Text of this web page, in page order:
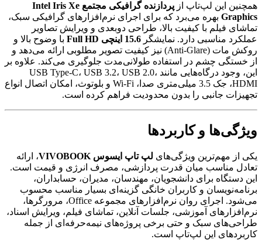
همچنین این لپ‌تاپ از
پردازنده گرافیکی مجتمع Intel Iris Xe
Graphics بهره می‌برد که برای اجرای نرم‌افزارهای گرافیکی سبک،
تماشای فیلم با کیفیت بالا، طراحی دوبعدی و ویرایش تصاویر
عملکرد مناسبی دارد. نمایشگر 15.6 اینچی Full HD
با وضوح بالا و
روکش مات (Anti-Glare) نیز کیفیت تصویر مطلوبی ارائه می‌دهد و
از خستگی چشم در استفاده طولانی‌مدت جلوگیری می‌کند. علاوه بر
این، وجود درگاه‌هایی مانند USB Type-C، USB 3.2، USB 2.0،
HDMI، جک 3.5 میلی‌متری صدا، Wi-Fi و بلوتوث، امکان اتصال انواع
تجهیزات جانبی را بدون محدودیت فراهم کرده است.
ویژگی‌ها و کاربردها
یکی از مهم‌ترین ویژگی‌های لپ تاپ ایسوس VIVOBOOK
، ارائه
تعادل مناسب میان قدرت پردازشی، مصرف انرژی و قیمت است.
این دستگاه برای دانشجویان، مهندسان، مدیران، حسابداران،
برنامه‌نویسان و کاربران خانگی گزینه‌ای بسیار مناسب محسوب
می‌شود. اجرای روان نرم‌افزارهای مجموعه Office، مرورگرها،
نرم‌افزارهای آموزشی، جلسات آنلاین، تماشای فیلم، ویرایش اسناد،
طراحی‌های سبک و حتی برخی پروژه‌های نیمه‌حرفه‌ای از جمله
کاربردهای این لپ‌تاپ است.